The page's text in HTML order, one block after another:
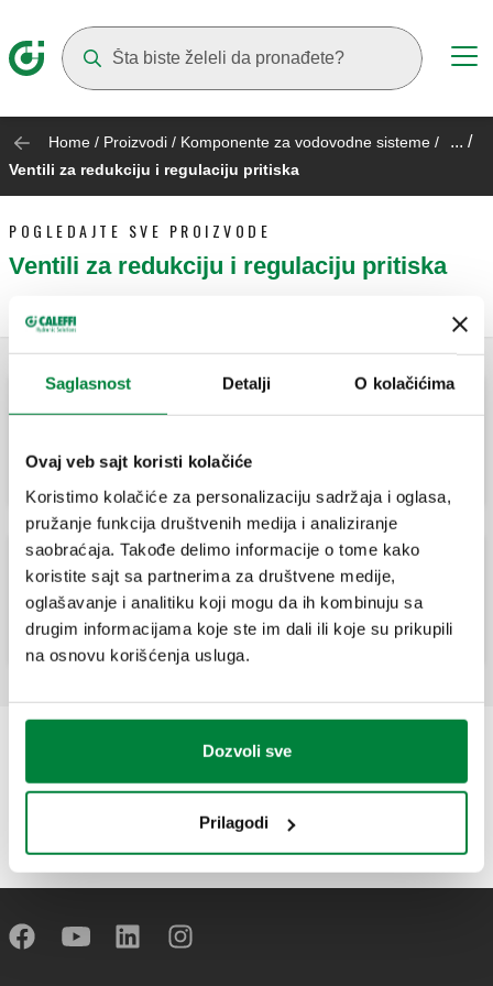
Saglasnost Detalji O kolačićima
Ovaj veb sajt koristi kolačiće
Koristimo kolačiće za personalizaciju sadržaja i oglasa,
pružanje funkcija društvenih medija i analiziranje
saobraćaja. Takođe delimo informacije o tome kako
koristite sajt sa partnerima za društvene medije,
oglašavanje i analitiku koji mogu da ih kombinuju sa
drugim informacijama koje ste im dali ili koje su prikupili
na osnovu korišćenja usluga.
Dozvoli sve
Prilagodi
Home / Proizvodi / Komponente za vodovodne sisteme / ... /
Ventili za redukciju i regulaciju pritiska
POGLEDAJTE SVE PROIZVODE
Ventili za redukciju i regulaciju pritiska
Pilot ventili za smanjenje pritiska.